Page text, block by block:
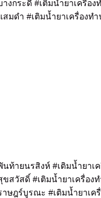
งกระดี่ #เติมน้ำยาเครื่อ
มดำ #เติมน้ำยาเครื่องท
นท้ายนรสิงห์ #เติมน้ำยา
ขสวัสดิ์ #เติมน้ำยาเครื่อง
าษฎร์บูรณะ #เติมน้ำยาเ